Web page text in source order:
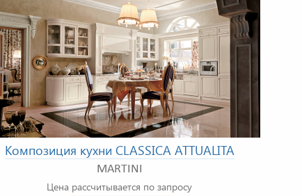
Композиция кухни CLASSICA ATTUALITA
MARTINI
Цена рассчитывается по запросу